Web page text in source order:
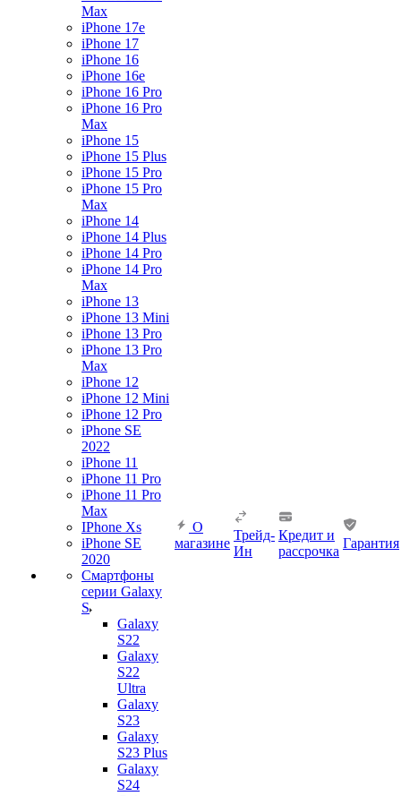
Max
iPhone 17e
iPhone 17
iPhone 16
iPhone 16e
iPhone 16 Pro
iPhone 16 Pro
Max
iPhone 15
iPhone 15 Plus
iPhone 15 Pro
iPhone 15 Pro
Max
iPhone 14
iPhone 14 Plus
iPhone 14 Pro
iPhone 14 Pro
Max
iPhone 13
iPhone 13 Mini
iPhone 13 Pro
iPhone 13 Pro
Max
iPhone 12
iPhone 12 Mini
iPhone 12 Pro
iPhone SE
2022
iPhone 11
iPhone 11 Pro
iPhone 11 Pro
Max
IPhone Xs
iPhone SE
2020
Смартфоны
серии Galaxy
S
Galaxy
S22
Galaxy
S22
Ultra
Galaxy
S23
Galaxy
S23 Plus
Galaxy
S24
О
магазине
Трейд-
Ин
Кредит и
рассрочка
Гарантия